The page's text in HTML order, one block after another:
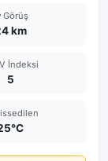
Görüş
km
İndeksi
5